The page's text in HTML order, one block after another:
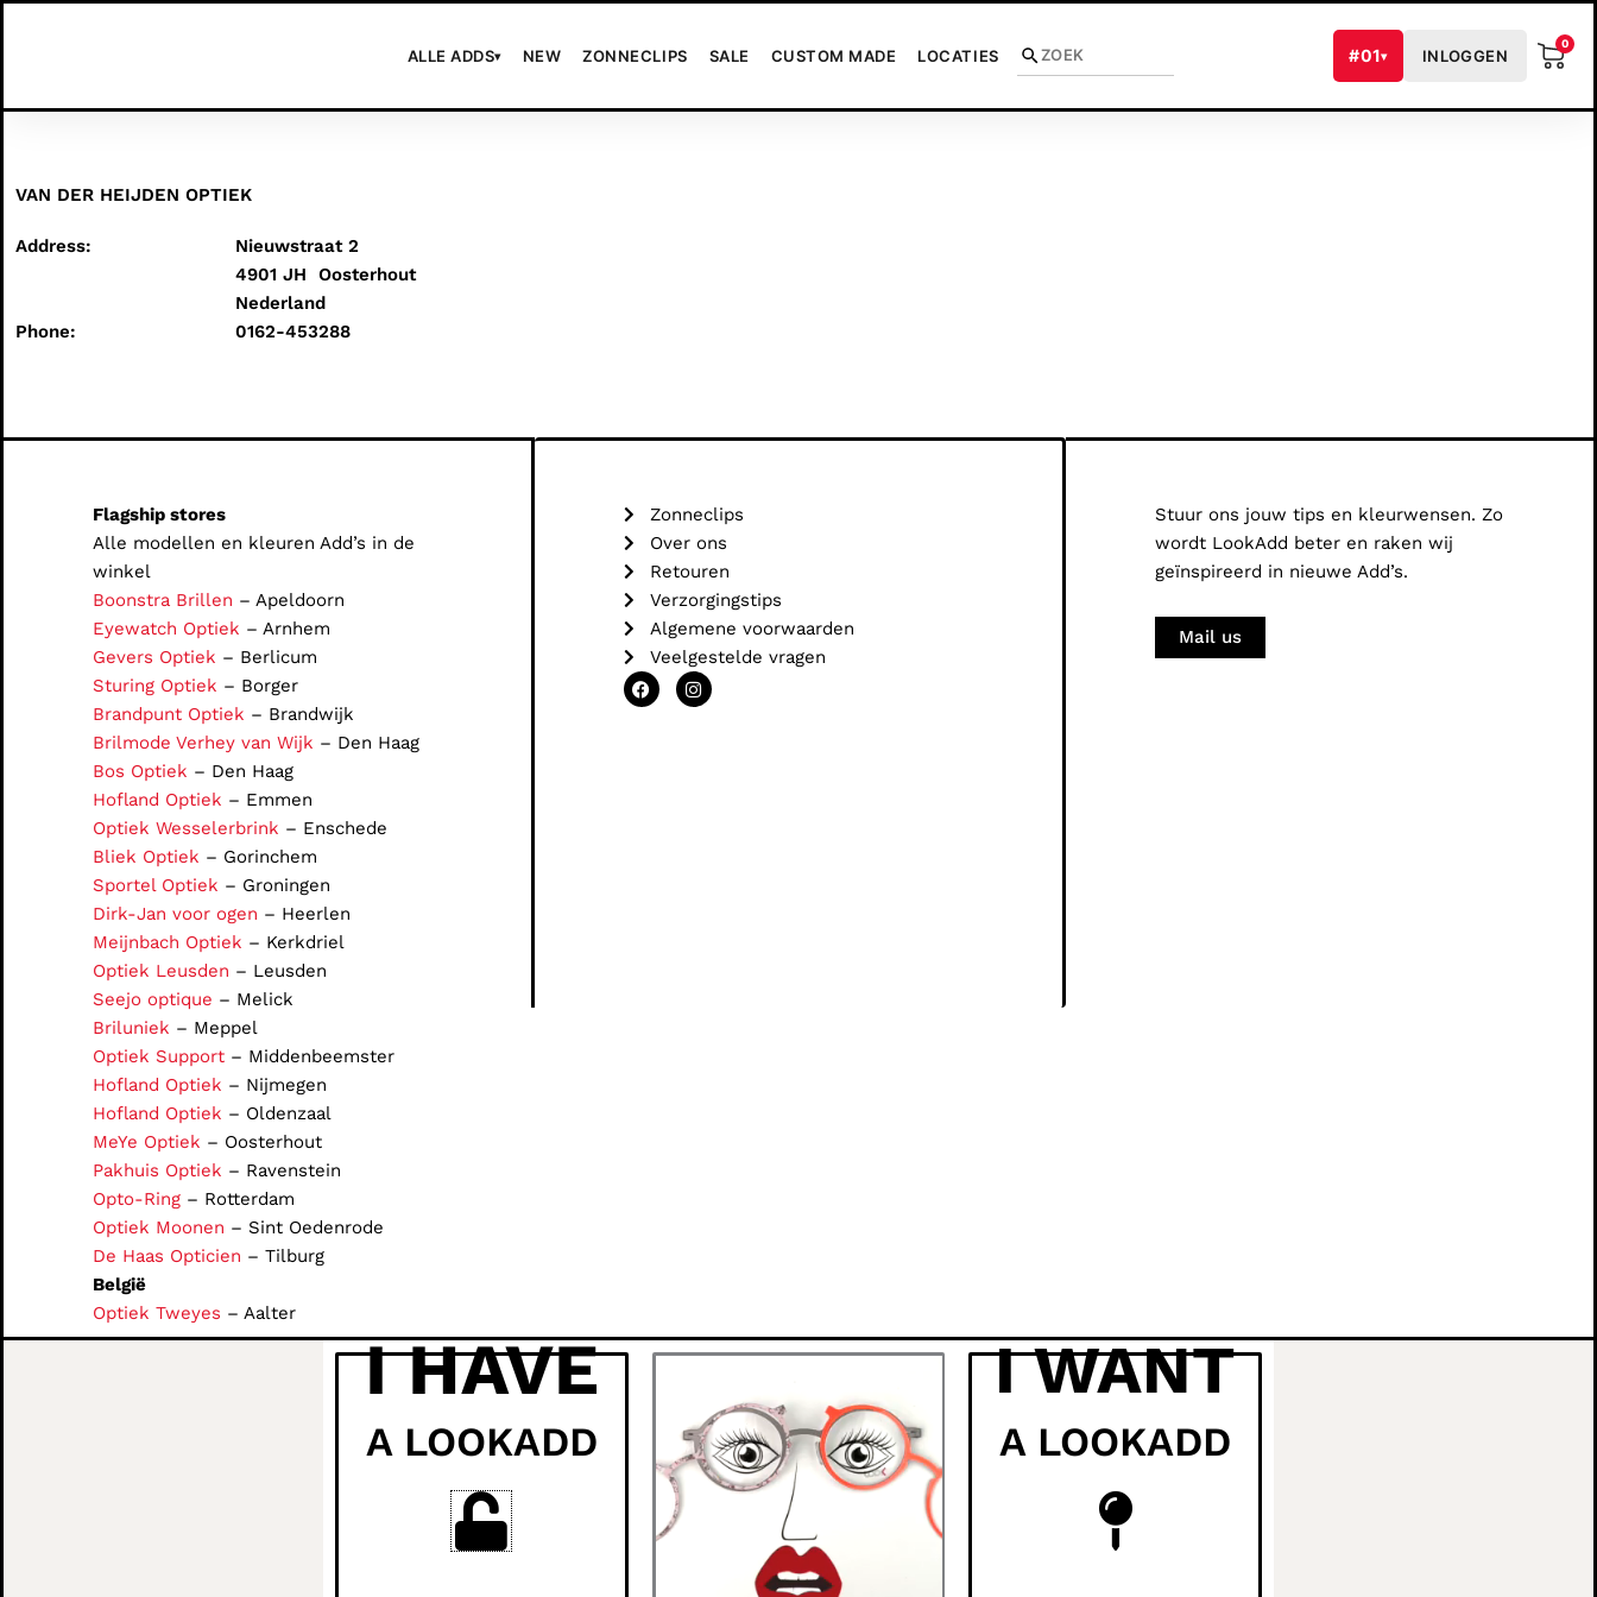
ALLE ADDS▾ NEW ZONNECLIPS SALE CUSTOM MADE LOCATIES #01▾ INLOGGEN
0
VAN DER HEIJDEN OPTIEK
Address:
Nieuwstraat 2
4901 JH
Oosterhout
Nederland
Phone:
0162-453288
Flagship stores
Alle modellen en kleuren Add’s in de
winkel
Boonstra Brillen – Apeldoorn
Eyewatch Optiek – Arnhem
Gevers Optiek – Berlicum
Sturing Optiek – Borger
Brandpunt Optiek – Brandwijk
Brilmode Verhey van Wijk – Den Haag
Bos Optiek – Den Haag
Hofland Optiek – Emmen
Optiek Wesselerbrink – Enschede
Bliek Optiek – Gorinchem
Sportel Optiek – Groningen
Dirk-Jan voor ogen – Heerlen
Meijnbach Optiek – Kerkdriel
Optiek Leusden – Leusden
Seejo optique – Melick
Briluniek – Meppel
Optiek Support – Middenbeemster
Hofland Optiek – Nijmegen
Hofland Optiek – Oldenzaal
MeYe Optiek – Oosterhout
Pakhuis Optiek – Ravenstein
Opto-Ring – Rotterdam
Optiek Moonen – Sint Oedenrode
De Haas Opticien – Tilburg
België
Optiek Tweyes – Aalter
Zonneclips
Over ons
Retouren
Verzorgingstips
Algemene voorwaarden
Veelgestelde vragen
F
a
c
I
n
s
Stuur ons jouw tips en kleurwensen. Zo
wordt LookAdd beter en raken wij
geïnspireerd in nieuwe Add’s.
Mail us
I HAVE
A LOOKADD
I WANT
A LOOKADD